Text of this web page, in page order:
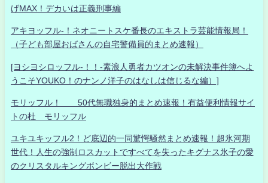
げMAX！デカいは正義刑事編
アキヨッフル-！ネオニートスケ番長のエキストラ芸能情報局！
（子ども部屋おばさんの自宅警備員的まとめ速報）
[ヨシヨシロッフル-！！-素浪人勇者カツオンの未解決事件簿へよ
うこそYOUKO！のナンノ洋子のはなしは信じるな編）]
モリッフル！ 50代無職独身的まとめ速報！有益便利情報サイ
トの杜 モリッフル
ユキユキッフル2！ど底辺的一同驚愕騒然まとめ速報！超氷河期
世代！人生の強制ロスカットですべてを失ったキグナス氷子の愛
のクリスタルキングボンビー脱出大作戦